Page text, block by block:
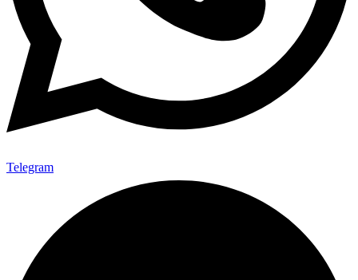
Telegram